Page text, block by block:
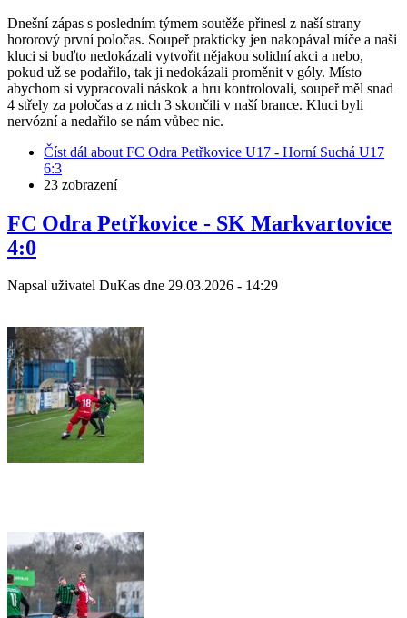
Dnešní zápas s posledním týmem soutěže přinesl z naší strany
hororový první poločas. Soupeř prakticky jen nakopával míče a naši
kluci si buďto nedokázali vytvořit nějakou solidní akci a nebo,
pokud už se podařilo, tak ji nedokázali proměnit v góly. Místo
abychom si vypracovali náskok a hru kontrolovali, soupeř měl snad
4 střely za poločas a z nich 3 skončili v naší brance. Kluci byli
nervózní a nedařilo se nám vůbec nic.
Číst dál about FC Odra Petřkovice U17 - Horní Suchá U17
6:3
23 zobrazení
FC Odra Petřkovice - SK Markvartovice
4:0
Napsal uživatel DuKas dne 29.03.2026 - 14:29